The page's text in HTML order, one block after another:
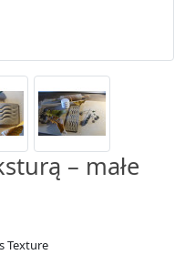
– małe
Texture